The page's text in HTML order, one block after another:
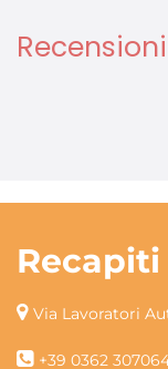
Recensioni
Recapiti
Via Lavoratori
+39 0362